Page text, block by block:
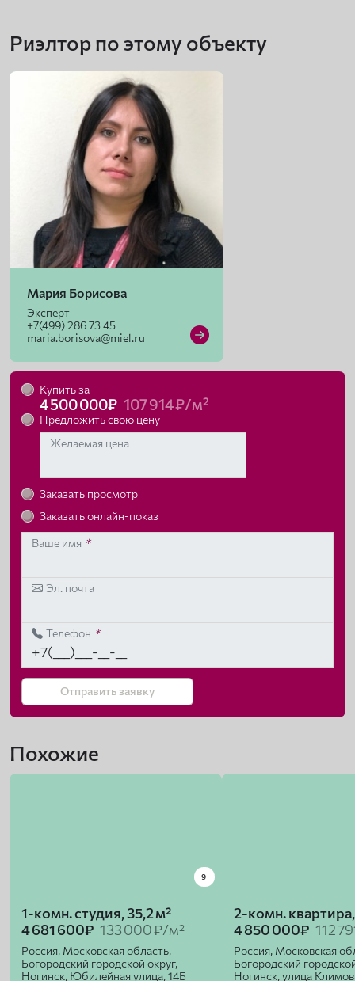
Риэлтор по этому объекту
Мария Борисова
Эксперт
+7(499) 286 73 45
maria.borisova@miel.ru
Купить за
4 500 000₽ 107 914 ₽/м²
Предложить свою цену
Желаемая цена
Заказать просмотр
Заказать онлайн-показ
Ваше имя *
Эл. почта
Телефон *
Отправить заявку
Похожие
9
1-комн. студия, 35,2 м²
4 681 600₽ 133 000 ₽/м²
Россия, Московская область,
Богородский городской округ,
Ногинск, Юбилейная улица, 14Б
2-комн.
4 850 000₽ 112
Россия, Московская
Богородский
Ногинск, улица